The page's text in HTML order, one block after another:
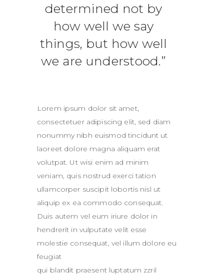
determined not by
how well we say
things, but how well
we are understood.
Lorem ipsum dolor sit amet,
consectetuer adipiscing elit, sed diam
nonummy nibh euismod tincidunt ut
laoreet dolore magna aliquam erat
volutpat. Ut wisi enim ad minim
veniam, quis nostrud exerci tation
ullamcorper suscipit lobortis nisl ut
aliquip ex ea commodo consequat.
Duis autem vel eum iriure dolor in
hendrerit in vulputate velit esse
molestie consequat, vel illum dolore eu
feugiat
qui blandit praesent luptatum zzril